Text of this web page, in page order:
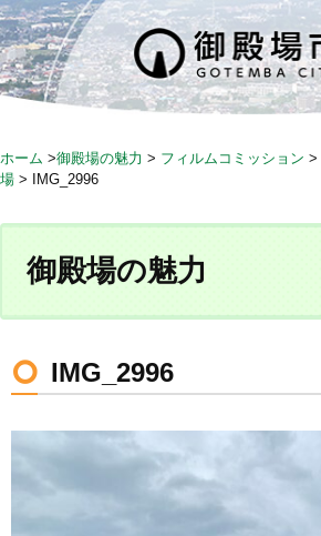
S
k
i
p
c
n
ホーム >御殿場の魅力 > フィルムコミッション >
場 > IMG_2996
御殿場の魅力
IMG_2996